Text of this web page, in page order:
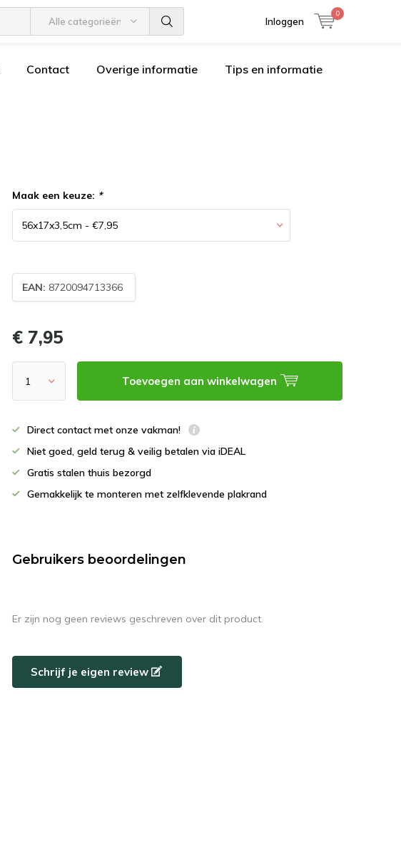
Alle categorieën Inloggen
0
Contact Overige informatie Tips en informatie
Maak een keuze: *
EAN: 8720094713366
€ 7,95
Toevoegen aan winkelwagen
Direct contact met onze vakman!
Niet goed, geld terug & veilig betalen via iDEAL
Gratis stalen thuis bezorgd
Gemakkelijk te monteren met zelfklevende plakrand
Gebruikers beoordelingen
Er zijn nog geen reviews geschreven over dit product.
Schrijf je eigen review